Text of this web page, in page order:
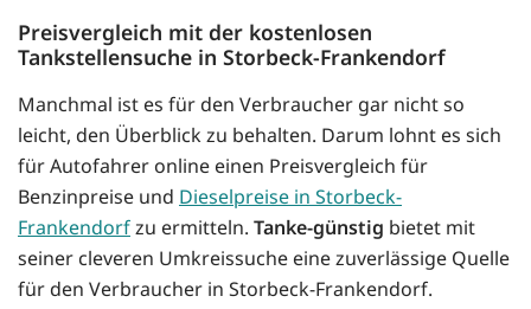
Preisvergleich mit der kostenlosen
Tankstellensuche in Storbeck-Frankendorf
Manchmal ist es für den Verbraucher gar nicht so
leicht, den Überblick zu behalten. Darum lohnt es sich
für Autofahrer online einen Preisvergleich für
Benzinpreise und Dieselpreise in Storbeck-
Frankendorfzu ermitteln. Tanke-günstig bietet mit
seiner cleveren Umkreissuche eine zuverlässige Quelle
für den Verbraucher in Storbeck-Frankendorf.